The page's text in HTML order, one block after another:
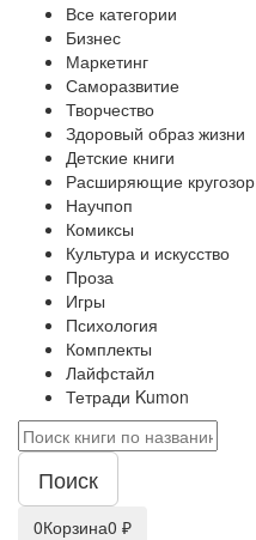
Все категории
Бизнес
Маркетинг
Саморазвитие
Творчество
Здоровый образ жизни
Детские книги
Расширяющие кругозор
Научпоп
Комиксы
Культура и искусство
Проза
Игры
Психология
Комплекты
Лайфстайл
Тетради Kumon
Поиск
0Корзина0 ₽